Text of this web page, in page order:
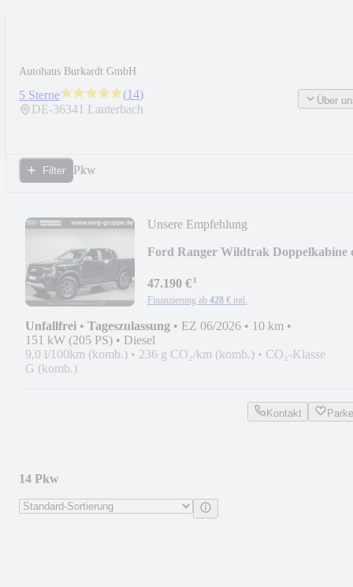
Autohaus Burkardt GmbH
5 Sterne (14)
DE-36341 Lauterbach
Über
Filter Pkw
Unsere Empfehlung
Ford Ranger Wildtrak Doppelkabine
47.190 €¹
Finanzierung ab 428 € mtl.
Unfallfrei • Tageszulassung • EZ 06/2026 • 10 km •
151 kW (205 PS) • Diesel
9,0 l/100km (komb.) • 236 g CO₂/km (komb.) • CO₂-Klasse
G (komb.)
Kontakt
14 Pkw